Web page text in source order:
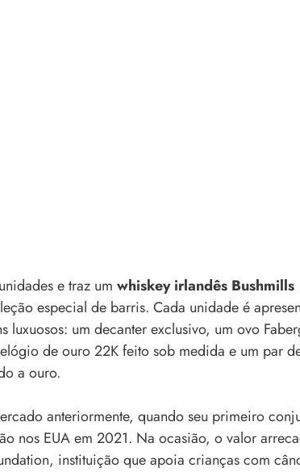
e traz um whiskey irlandês Bushmills
especial de barris. Cada unidade é
um decanter exclusivo, um ovo
de ouro 22K feito sob medida e um par
a ouro.
anteriormente, quando seu primeiro
nos EUA em 2021. Na ocasião, o valor
instituição que apoia crianças com